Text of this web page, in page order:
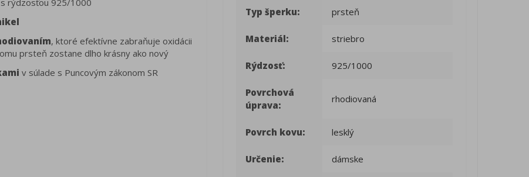
, ktoré efektívne zabraňuje oxidácii
prsteň zostane dlho krásny ako nový
v súlade s Puncovým zákonom SR
Typ šperku: prsteň
Materiál: striebro
Rýdzosť: 925/1000
Povrchová
úprava:
rhodiovaná
Povrch kovu: lesklý
Určenie: dámske